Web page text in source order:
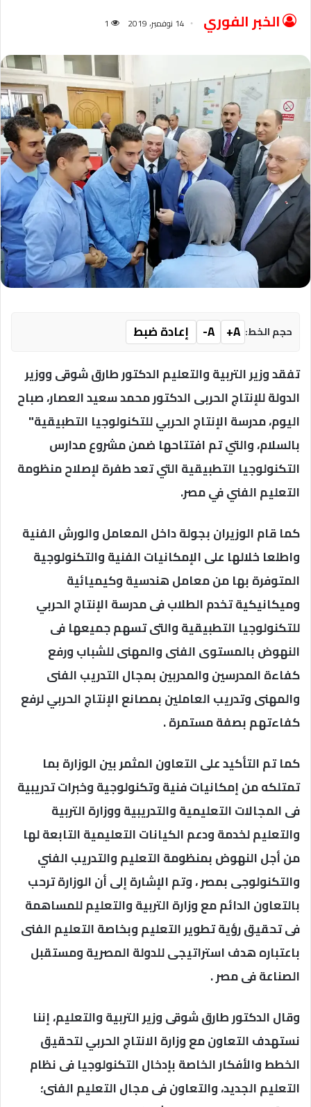
الخبر الفوري 14 نوفمبر، 2019 1
حجم الخط: A+
A-
إعادة ضبط
تفقد وزير التربية والتعليم الدكتور طارق شوقى ووزير
الدولة للإنتاج الحربى الدكتور محمد سعيد العصار، صباح
اليوم، مدرسة الإنتاج الحربي للتكنولوجيا التطبيقية"
بالسلام، والتي تم افتتاحها ضمن مشروع مدارس
التكنولوجيا التطبيقية التي تعد طفرة لإصلاح منظومة
التعليم الفني في مصر.
كما قام الوزيران بجولة داخل المعامل والورش الفنية
واطلعا خلالها على الإمكانيات الفنية والتكنولوجية
المتوفرة بها من معامل هندسية وكيميائية
وميكانيكية تخدم الطلاب فى مدرسة الإنتاج الحربي
للتكنولوجيا التطبيقية والتى تسهم جميعها فى
النهوض بالمستوى الفنى والمهنى للشباب ورفع
كفاءة المدرسين والمدربين بمجال التدريب الفنى
والمهنى وتدريب العاملين بمصانع الإنتاج الحربي لرفع
كفاءتهم بصفة مستمرة .
كما تم التأكيد على التعاون المثمر بين الوزارة بما
تمتلكه من إمكانيات فنية وتكنولوجية وخبرات تدريبية
فى المجالات التعليمية والتدريبية ووزارة التربية
والتعليم لخدمة ودعم الكيانات التعليمية التابعة لها
من أجل النهوض بمنظومة التعليم والتدريب الفني
والتكنولوجى بمصر ، وتم الإشارة إلى أن الوزارة ترحب
بالتعاون الدائم مع وزارة التربية والتعليم للمساهمة
فى تحقيق رؤية تطوير التعليم وبخاصة التعليم الفنى
باعتباره هدف استراتيجى للدولة المصرية ومستقبل
الصناعة فى مصر .
وقال الدكتور طارق شوقى وزير التربية والتعليم، إننا
نستهدف التعاون مع وزارة الانتاج الحربي لتحقيق
الخطط والأفكار الخاصة بإدخال التكنولوجيا فى نظام
التعليم الجديد، والتعاون فى مجال التعليم الفنى؛